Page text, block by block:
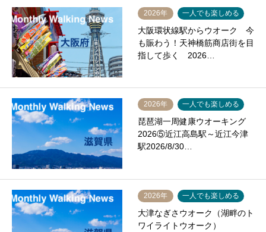
2026年 一人でも楽しめる
大阪環状線駅からウオーク 今
も賑わう！天神橋筋商店街を目
指して歩く 2026…
2026年 一人でも楽しめる
琵琶湖一周健康ウオーキング
2026⑤近江高島駅～近江今津
駅2026/8/30…
2026年 一人でも楽しめる
大津なぎさウオーク（湖畔のト
ワイライトウオーク）